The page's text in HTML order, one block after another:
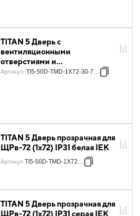
TITAN 5 Дверь с
вентиляционными
отверстиями и
радиопрозрачной вставкой
Артикул: TI5-50D-TMD-1X72-30-7035
TITAN 5 Дверь прозрачная для
ЩРв-72 (1х72) IP31 белая IEK
Артикул:TI5-50D-TMD-1X72-31
TITAN 5 Дверь прозрачная для
ЩРв-72 (1х72) IP31 серая IEK